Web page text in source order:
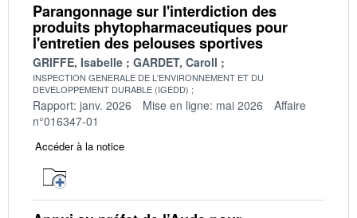
Parangonnage sur l'interdiction des
produits phytopharmaceutiques pour
l'entretien des pelouses sportives
GRIFFE, Isabelle GARDET, Caroll
INSPECTION GENERALE DE L'ENVIRONNEMENT ET DU
DEVELOPPEMENT DURABLE (IGEDD)
Rapport: janv. 2026 Mise en ligne: mai 2026
Affaire
n°016347-01
Accéder à la notice